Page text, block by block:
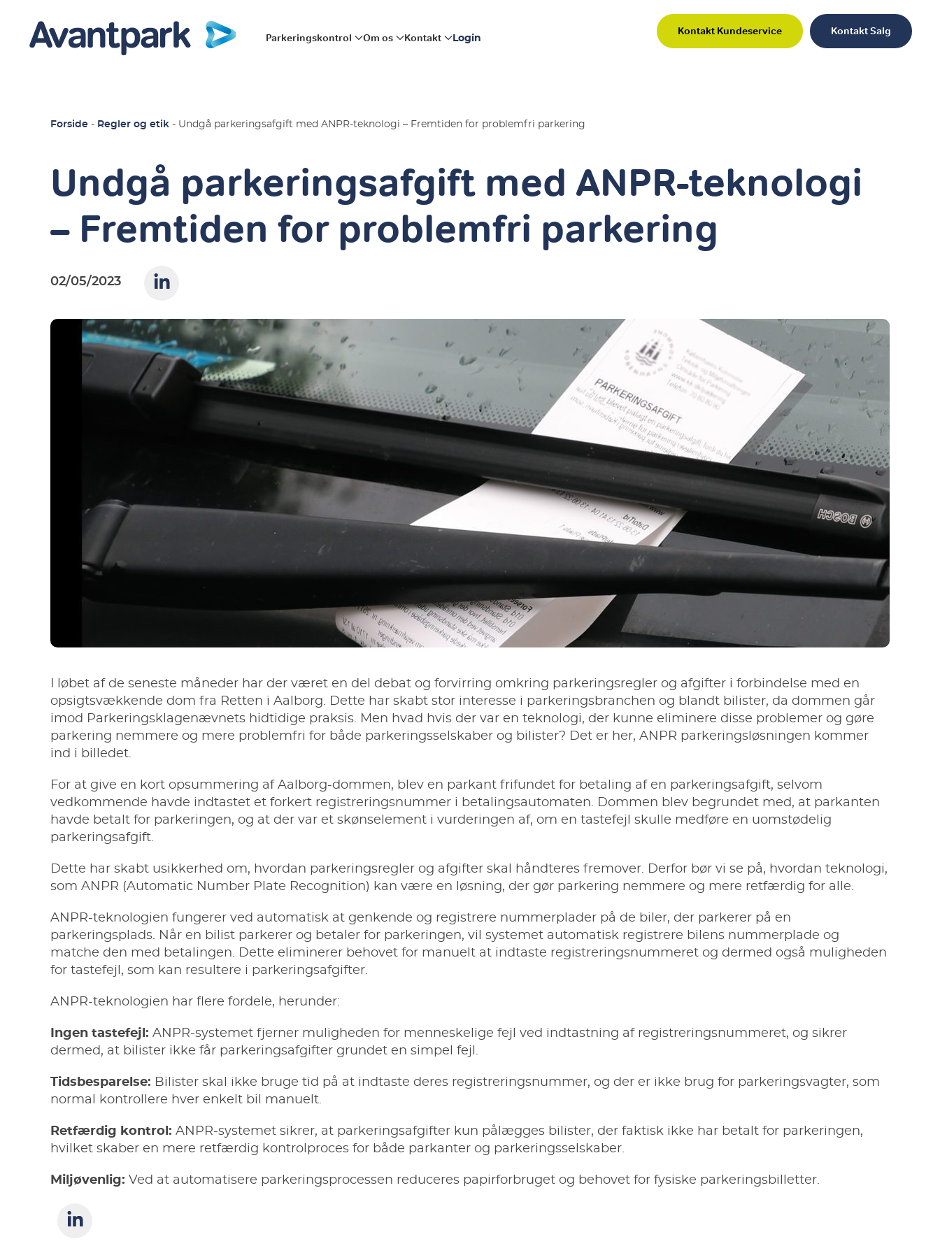
Parkeringskontrol Om os Kontakt Login
Kontakt Kundeservice Kontakt Salg
Forside - Regler og etik - Undgå parkeringsafgift med ANPR-teknologi – Fremtiden for problemfri parkering
Undgå parkeringsafgift med ANPR-teknologi
– Fremtiden for problemfri parkering
02/05/2023
I løbet af de seneste måneder har der været en del debat og forvirring omkring parkeringsregler og afgifter i forbindelse med en
opsigtsvækkende dom fra Retten i Aalborg. Dette har skabt stor interesse i parkeringsbranchen og blandt bilister, da dommen går
imod Parkeringsklagenævnets hidtidige praksis. Men hvad hvis der var en teknologi, der kunne eliminere disse problemer og gøre
parkering nemmere og mere problemfri for både parkeringsselskaber og bilister? Det er her, ANPR parkeringsløsningen kommer
ind i billedet.
For at give en kort opsummering af Aalborg-dommen, blev en parkant frifundet for betaling af en parkeringsafgift, selvom
vedkommende havde indtastet et forkert registreringsnummer i betalingsautomaten. Dommen blev begrundet med, at parkanten
havde betalt for parkeringen, og at der var et skønselement i vurderingen af, om en tastefejl skulle medføre en uomstødelig
parkeringsafgift.
Dette har skabt usikkerhed om, hvordan parkeringsregler og afgifter skal håndteres fremover. Derfor bør vi se på, hvordan teknologi,
som ANPR (Automatic Number Plate Recognition) kan være en løsning, der gør parkering nemmere og mere retfærdig for alle.
ANPR-teknologien fungerer ved automatisk at genkende og registrere nummerplader på de biler, der parkerer på en
parkeringsplads. Når en bilist parkerer og betaler for parkeringen, vil systemet automatisk registrere bilens nummerplade og
matche den med betalingen. Dette eliminerer behovet for manuelt at indtaste registreringsnummeret og dermed også muligheden
for tastefejl, som kan resultere i parkeringsafgifter.
ANPR-teknologien har flere fordele, herunder:
Ingen tastefejl: ANPR-systemet fjerner muligheden for menneskelige fejl ved indtastning af registreringsnummeret, og sikrer
dermed, at bilister ikke får parkeringsafgifter grundet en simpel fejl.
Tidsbesparelse: Bilister skal ikke bruge tid på at indtaste deres registreringsnummer, og der er ikke brug for parkeringsvagter, som
normal kontrollere hver enkelt bil manuelt.
Retfærdig kontrol: ANPR-systemet sikrer, at parkeringsafgifter kun pålægges bilister, der faktisk ikke har betalt for parkeringen,
hvilket skaber en mere retfærdig kontrolproces for både parkanter og parkeringsselskaber.
Miljøvenlig: Ved at automatisere parkeringsprocessen reduceres papirforbruget og behovet for fysiske parkeringsbilletter.